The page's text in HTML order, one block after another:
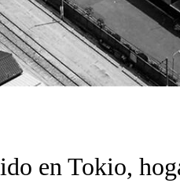
en Tokio,